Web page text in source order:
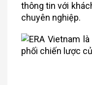
thông tin với
chuyên nghiệp.